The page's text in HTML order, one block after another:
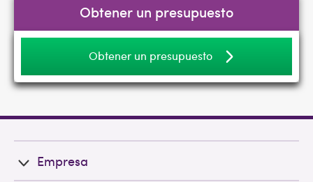
Obtener un presupuesto
Obtener un presupuesto
Empresa